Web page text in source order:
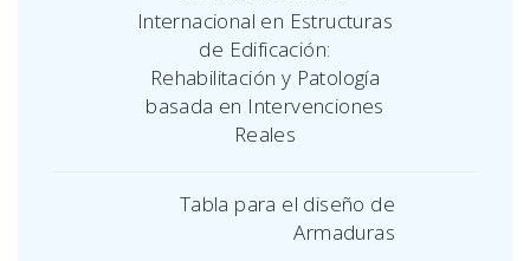
Internacional en Estructuras
de Edificación:
Rehabilitación y Patología
basada en Intervenciones
Reales
Tabla para el diseño de
Armaduras